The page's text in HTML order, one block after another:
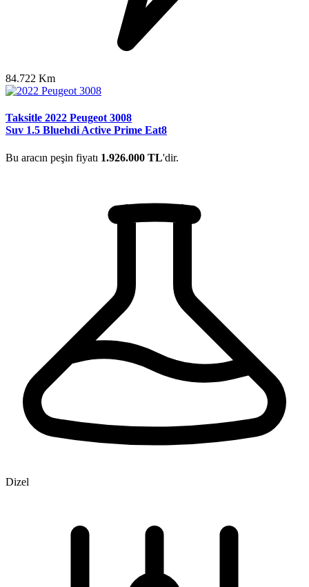
84.722 Km
Taksitle 2022 Peugeot 3008
Suv 1.5 Bluehdi Active Prime Eat8
Bu aracın peşin fiyatı 1.926.000 TL'dir.
Dizel